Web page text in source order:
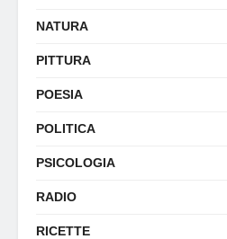
NATURA
PITTURA
POESIA
POLITICA
PSICOLOGIA
RADIO
RICETTE